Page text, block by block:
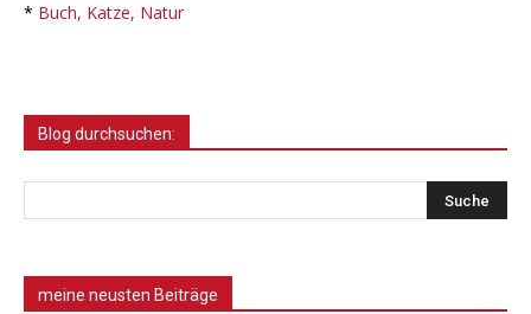
* Buch, Katze, Natur
Blog durchsuchen:
meine neusten Beiträge